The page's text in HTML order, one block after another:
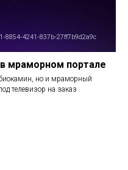
мраморном портале
биокамин, но и мраморный
телевизор на заказ